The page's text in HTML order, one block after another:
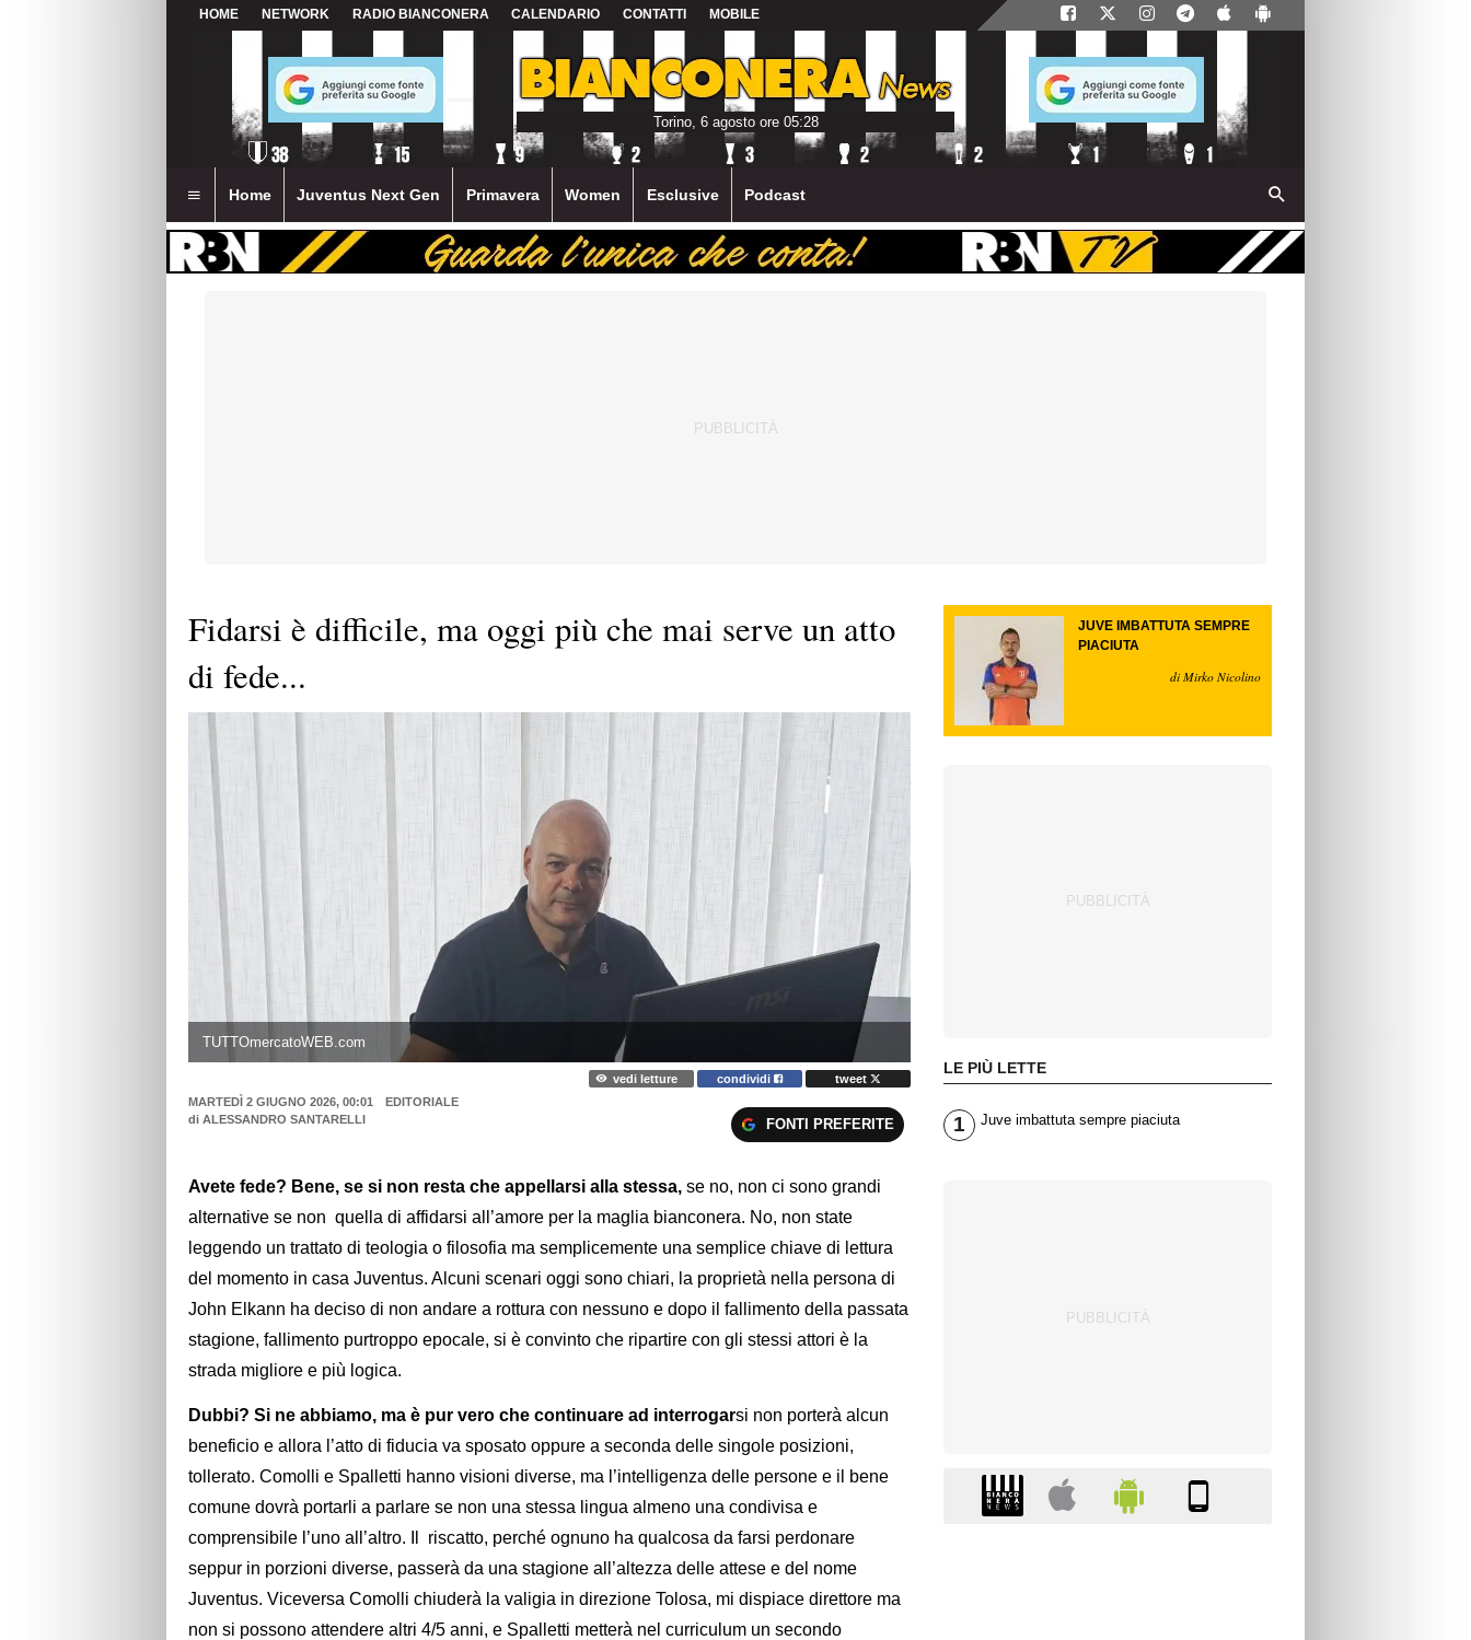
HOME NETWORK RADIO BIANCONERA CALENDARIO CONTATTI MOBILE
Torino, 6 agosto ore 05:28
Home Juventus Next Gen Primavera Women Esclusive Podcast
Fidarsi è difficile, ma oggi più che mai serve un atto
di fede...
TUTTOmercatoWEB.com
vedi letture condividi
tweet
MARTEDÌ 2 GIUGNO 2026, 00:01
EDITORIALE
di ALESSANDRO SANTARELLI FONTI PREFERITE
Avete fede? Bene, se si non resta che appellarsi alla stessa, se no, non ci sono grandi
alternative se non quella di affidarsi all’amore per la maglia bianconera. No, non state
leggendo un trattato di teologia o filosofia ma semplicemente una semplice chiave di lettura
del momento in casa Juventus. Alcuni scenari oggi sono chiari, la proprietà nella persona di
John Elkann ha deciso di non andare a rottura con nessuno e dopo il fallimento della passata
stagione, fallimento purtroppo epocale, si è convinto che ripartire con gli stessi attori è la
strada migliore e più logica.
Dubbi? Si ne abbiamo, ma è pur vero che continuare ad interrogarsi non porterà alcun
beneficio e allora l’atto di fiducia va sposato oppure a seconda delle singole posizioni,
tollerato. Comolli e Spalletti hanno visioni diverse, ma l’intelligenza delle persone e il bene
comune dovrà portarli a parlare se non una stessa lingua almeno una condivisa e
comprensibile l’uno all’altro. Il riscatto, perché ognuno ha qualcosa da farsi perdonare
seppur in porzioni diverse, passerà da una stagione all’altezza delle attese e del nome
Juventus. Viceversa Comolli chiuderà la valigia in direzione Tolosa, mi dispiace direttore ma
non si possono attendere altri 4/5 anni, e Spalletti metterà nel curriculum un secondo
JUVE IMBATTUTA SEMPRE
PIACIUTA
di Mirko Nicolino
LE PIÙ LETTE
1 Juve imbattuta sempre piaciuta